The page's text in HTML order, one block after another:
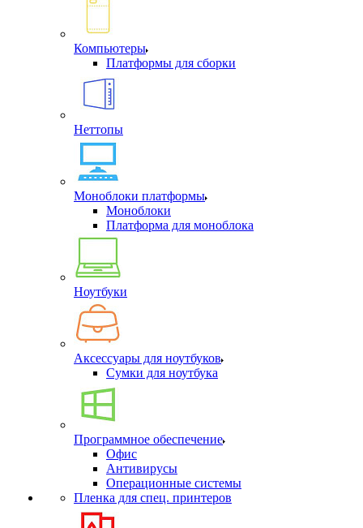
Компьютеры
Платформы для сборки
Неттопы
Моноблоки платформы
Моноблоки
Платформа для моноблока
Ноутбуки
Аксессуары для ноутбуков
Сумки для ноутбука
Программное обеспечение
Офис
Антивирусы
Операционные системы
Пленка для спец. принтеров